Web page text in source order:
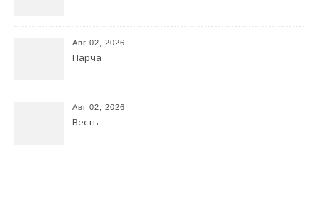
Авг 02, 2026
Парча
Авг 02, 2026
Весть